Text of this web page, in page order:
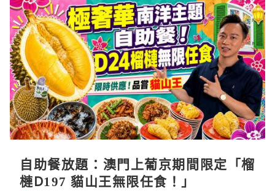
自助餐放題：澳門上葡京期間限定「榴
槤D197 貓山王無限任食！」